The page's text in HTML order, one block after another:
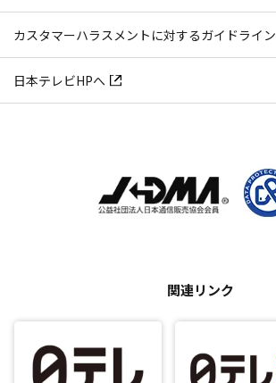
カスタマーハラスメントに対するガイドライン
日本テレビHPへ
関連リンク